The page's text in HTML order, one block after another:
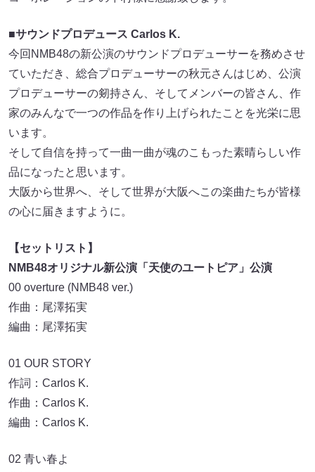
■サウンドプロデュース Carlos K.
今回NMB48の新公演のサウンドプロデューサーを務めさせ
ていただき、総合プロデューサーの秋元さんはじめ、公演
プロデューサーの剱持さん、そしてメンバーの皆さん、作
家のみんなで一つの作品を作り上げられたことを光栄に思
います。
そして自信を持って一曲一曲が魂のこもった素晴らしい作
品になったと思います。
大阪から世界へ、そして世界が大阪へこの楽曲たちが皆様
の心に届きますように。
【セットリスト】
NMB48オリジナル新公演「天使のユートピア」公演
00 overture (NMB48 ver.)
作曲：尾澤拓実
編曲：尾澤拓実
01 OUR STORY
作詞：Carlos K.
作曲：Carlos K.
編曲：Carlos K.
02 青い春よ